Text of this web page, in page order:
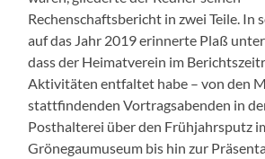
Rechenschaftsbericht in zwei Teile. In
auf das Jahr 2019 erinnerte Plaß
dass der Heimatverein im
Aktivitäten entfaltet habe – von den
stattfindenden Vortragsabenden in
Posthalterei über den Frühjahrsputz
Grönegaumuseum bis hin zur